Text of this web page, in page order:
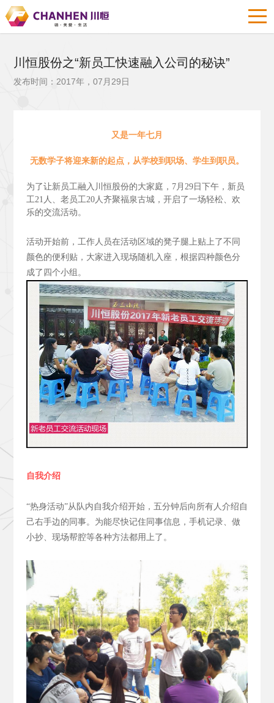
川恒股份之“新员工快速融入公司的秘诀”
发布时间：2017年，07月29日
又是一年七月
无数学子将迎来新的起点，从学校到职场、学生到职员。
为了让新员工融入川恒股份的大家庭，7月29日下午，新员
工21人、老员工20人齐聚福泉古城，开启了一场轻松、欢
乐的交流活动。
活动开始前，工作人员在活动区域的凳子腿上贴上了不同
颜色的便利贴，大家进入现场随机入座，根据四种颜色分
成了四个小组。
自我介绍
“热身活动”从队内自我介绍开始，五分钟后向所有人介绍自
己右手边的同事。为能尽快记住同事信息，手机记录、做
小抄、现场帮腔等各种方法都用上了。